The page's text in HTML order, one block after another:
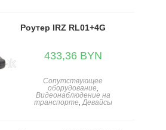
Сопутствующее
оборудование,
Видеонаблюдение на
транспорте,Девайсы
Роутер IRZ RL01+4G
433,36 BYN